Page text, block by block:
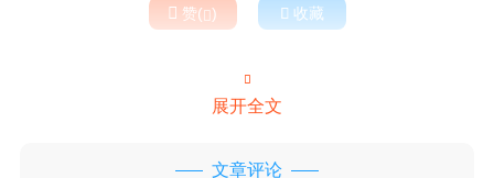
 赞()  收藏

展开全文
文章评论